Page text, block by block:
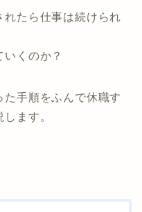
れたら仕事は続けられ
くのか？
手順をふんで休職す
ます。